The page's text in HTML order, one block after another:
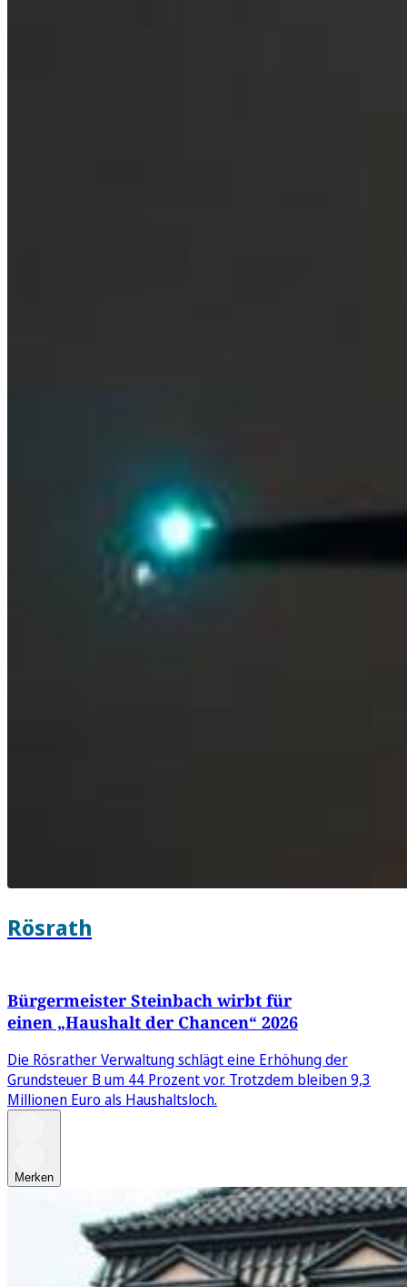
Rösrath
Bürgermeister Steinbach wirbt für
einen „Haushalt der Chancen“ 2026
Die Rösrather Verwaltung schlägt eine Erhöhung der
Grundsteuer B um 44 Prozent vor. Trotzdem bleiben 9,3
Millionen Euro als Haushaltsloch.
Merken